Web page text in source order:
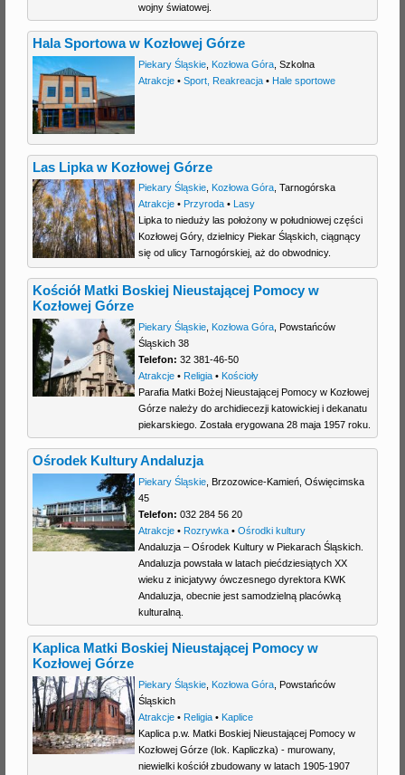
wojny światowej.
Hala Sportowa w Kozłowej Górze
Piekary Śląskie, Kozłowa Góra, Szkolna
Atrakcje• Sport, Reakreacja• Hale sportowe
Las Lipka w Kozłowej Górze
Piekary Śląskie, Kozłowa Góra, Tarnogórska
Atrakcje• Przyroda•
Lasy
Lipka to nieduży las położony w południowej części
Kozłowej Góry, dzielnicy Piekar Śląskich, ciągnący
się od ulicy Tarnogórskiej, aż do obwodnicy.
Kościół Matki Boskiej Nieustającej Pomocy w
Kozłowej Górze
Piekary Śląskie, Kozłowa Góra, Powstańców
Śląskich 38
Telefon: 32 381-46-50
Atrakcje• Religia• Kościoły
Parafia Matki Bożej Nieustającej Pomocy w Kozłowej
Górze należy do archidiecezji katowickiej i dekanatu
piekarskiego. Została erygowana 28 maja 1957 roku.
Ośrodek Kultury Andaluzja
Piekary Śląskie, Brzozowice-Kamień, Oświęcimska
45
Telefon: 032 284 56 20
Atrakcje• Rozrywka• Ośrodki kultury
Andaluzja – Ośrodek Kultury w Piekarach Śląskich.
Andaluzja powstała w latach piećdziesiątych XX
wieku z inicjatywy ówczesnego dyrektora KWK
Andaluzja, obecnie jest samodzielną placówką
kulturalną.
Kaplica Matki Boskiej Nieustającej Pomocy w
Kozłowej Górze
Piekary Śląskie, Kozłowa Góra, Powstańców
Śląskich
Atrakcje• Religia• Kaplice
Kaplica p.w. Matki Boskiej Nieustającej Pomocy w
Kozłowej Górze (lok. Kapliczka) - murowany,
niewielki kościół zbudowany w latach 1905-1907